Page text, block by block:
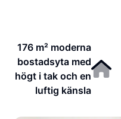
176 m² moderna
bostadsyta med
högt i tak och en
luftig känsla